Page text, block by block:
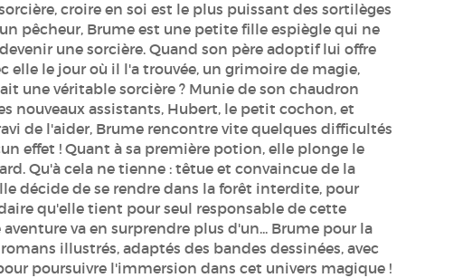
croire en soi est le plus puissant des sortilèges
pêcheur, Brume est une petite fille espiègle qui ne
une sorcière. Quand son père adoptif lui offre
elle le jour où il l'a trouvée, un grimoire de magie,
une véritable sorcière ? Munie de son chaudron
nouveaux assistants, Hubert, le petit cochon, et
de l'aider, Brume rencontre vite quelques difficultés
effet ! Quant à sa première potion, elle plonge le
Qu'à cela ne tienne : têtue et convaincue de la
décide de se rendre dans la forêt interdite, pour
qu'elle tient pour seul responsable de cette
va en surprendre plus d'un... Brume pour la
illustrés, adaptés des bandes dessinées, avec
poursuivre l'immersion dans cet univers magique !